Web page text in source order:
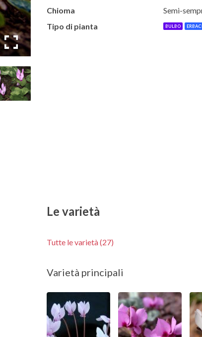
Chioma
Semi-
Tipo di pianta
BULBO
Le varietà
Tutte le varietà (27)
Varietà principali